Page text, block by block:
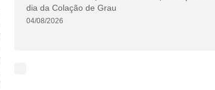
dia da Colação de Grau
04/08/2026